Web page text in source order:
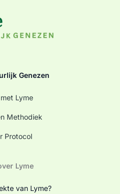
Genezen
Lyme
Methodiek
Protocol
Lyme
van Lyme?